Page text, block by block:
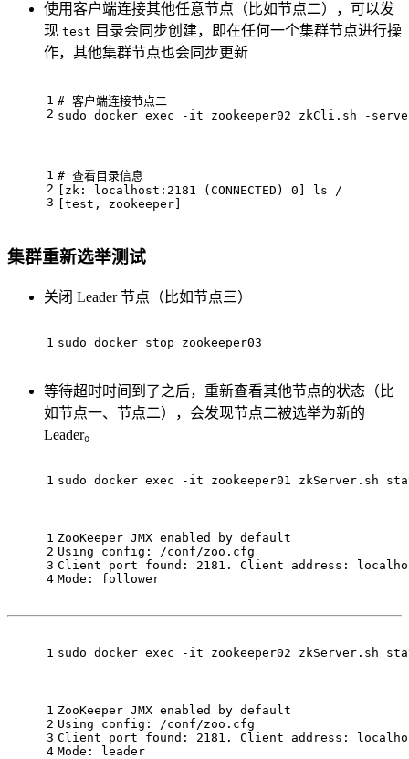
使用客户端连接其他任意节点（比如节点二），可以发
现 test 目录会同步创建，即在任何一个集群节点进行操
作，其他集群节点也会同步更新
1
2
# 客户端连接节点二
sudo docker exec -it zookeeper02 zkCli.sh -
1
2
3
# 查看目录信息
[zk: localhost:2181 (CONNECTED) 0] ls /
test , zookeeper]
集群重新选举测试
关闭 Leader 节点（比如节点三）
1 sudo docker stop zookeeper03
等待超时时间到了之后，重新查看其他节点的状态（比
如节点一、节点二），会发现节点二被选举为新的
Leader。
1 sudo docker exec -it zookeeper01 zkServer.sh
1
2
3
4
ZooKeeper JMX enabled by default
Using config: /conf/zoo.cfg
Client port found: 2181. Client address:
Mode: follower
1 sudo docker exec -it zookeeper02 zkServer.sh
1
2
3
4
ZooKeeper JMX enabled by default
Using config: /conf/zoo.cfg
Client port found: 2181. Client address:
Mode: leader